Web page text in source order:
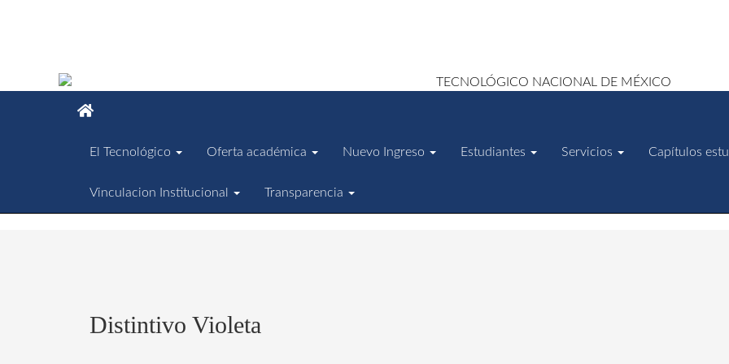
El Tecnológico Oferta académica Nuevo Ingreso Estudiantes Servicios Capítulos
Vinculacion Institucional Transparencia
Distintivo Violeta